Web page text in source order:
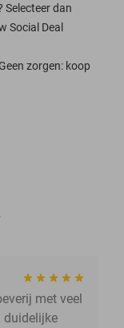
Selecteer dan
Social Deal
zorgen: koop
met veel
duidelijke